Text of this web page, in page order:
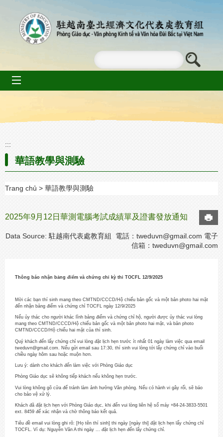
:::
華語教學與測驗
Trang chủ 華語教學與測驗
2025年9月12日華測電腦考試成績單及證書發放通知
Data Source: 駐越南代表處教育組 電話：tweduvn@gmail.com 電子
信箱： tweduvn@gmail.com
Thông báo nhận bảng điểm và chứng chỉ kỳ thi TOCFL 12/9/2025
Mời các bạn thí sinh mang theo CMTND/CCCD/Hộ chiếu bản gốc và một bản photo hai mặt
đến nhận bảng điểm và chứng chỉ TOCFL ngày 12/9/2025
Nếu ủy thác cho người khác lĩnh bảng điểm và chứng chỉ hộ, người được ủy thác vui lòng
mang theo CMTND/CCCD/Hộ chiếu bản gốc và một bản photo hai mặt, và bản photo
CMTND/CCCD/Hộ chiếu hai mặt của thí sinh.
Quý khách đến lấy chứng chỉ vui lòng đặt lịch hẹn trước ít nhất 01 ngày làm việc qua email
tweduvn@gmail.com. Nếu gửi email sau 17:30, thí sinh vui lòng tới lấy chứng chỉ vào buổi
chiều ngày hôm sau hoặc muộn hơn.
Lưu ý: dành cho khách đến làm việc với Phòng Giáo dục
Phòng Giáo dục sẽ không tiếp khách nếu không hẹn trước.
Vui lòng không gõ cửa để tránh làm ảnh hưởng Văn phòng. Nếu có hành vi gây rối, sẽ báo
cho bảo vệ xử lý.
Khách đã đặt lịch hẹn với Phòng Giáo dục, khi đến vui lòng liên hệ số máy +84-24-3833-5501
ext. 8459 để xác nhận và chờ thông báo kết quả.
Tiêu đề email vui lòng ghi rõ: [Họ tên thí sinh] thi ngày [ngày thi] đặt lịch hẹn lấy chứng chỉ
TOCFL. Ví dụ: Nguyễn Văn A thi ngày ... đặt lịch hẹn đến lấy chứng chỉ.